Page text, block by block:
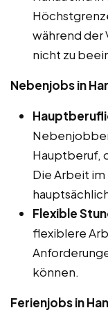
während der
nicht zu
Nebenjobs in
Hauptberuf,
Die Arbeit
Flexible
flexiblere
können.
Ferienjobs in